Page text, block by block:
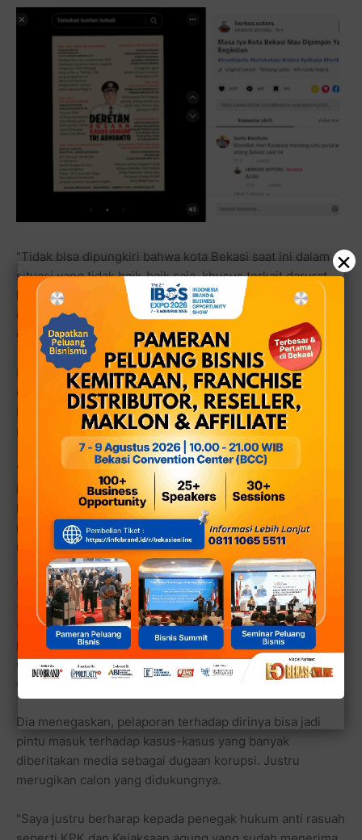
"Tidak bisa dipungkiri bahwa kota Bekasi saat ini dalam
situasi yang tidak baik-baik saja, khusus terkait darurat
korupsi yang semakin dianggap biasa oleh beberapa
oknum pemangku kebijakan," tuturnya dalam rilis yang
diterima redaksi. Sabtu (16/11/2024).
Dimas menjelaskan, apa yang dilakukan di media sosial
oleh Herkos Voter adalah bentuk kepedulian terhadap
kasus korupsi di Kota Bekasi yang sepertinya sudah
menjadi budaya.
"Dan apa yang kami lakukan adalah bentuk kepedulian
kami terhadap situasi itu, bahwa sebagai warga negara
kami berhak melakukan upaya kontroling dan edukasi
masyarakat terkait perang terhadap pelaku korupsi,"
ujarnya.
"Saya menilai, apa yang mereka (FAUD) lakukan itu
(melaporkan) adalah upaya untuk menggiring opini publik
seolah kami melakukan penyebaran informasi salah,
padahal jelas di postingan itu dicantumkan sumber data
dan informasi nya dari beberapa media dan juga di
cantumkan kalimat dugaan," sambung Dimas.
Dia menegaskan, pelaporan terhadap dirinya bisa jadi
pintu masuk terhadap kasus-kasus yang banyak
diberitakan media sebagai dugaan korupsi. Justru
merugikan calon yang didukungnya.
"Saya justru berharap kepada penegak hukum anti rasuah
×